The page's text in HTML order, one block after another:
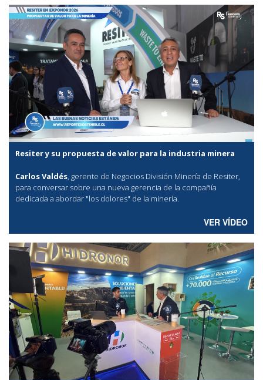
Resiter y su propuesta de valor para la industria minera
Carlos Valdés, gerente de Negocios División Minería de Resiter,
para conversar sobre una nueva gerencia de la compañía
dedicada a abordar "los dolores" de la minería.
VER VÍDEO